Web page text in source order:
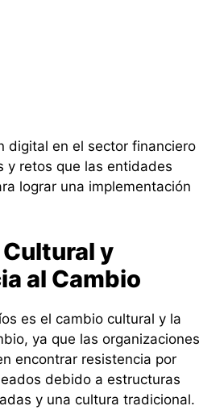
digital en el sector financiero
y retos que las entidades
lograr una implementación
Cultural y
al Cambio
es el cambio cultural y la
ya que las organizaciones
encontrar resistencia por
debido a estructuras
y una cultura tradicional.